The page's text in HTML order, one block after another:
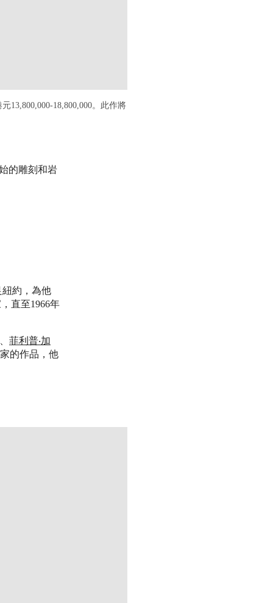
13,800,000-18,800,000。此作將
的雕刻和岩
約，為他
直至1966年
菲利普‧加
的作品，他